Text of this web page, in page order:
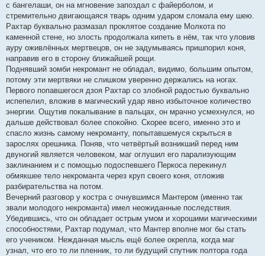
с бангелаши, он на мгновение запоздал с файерболом, и
стремительно двигающаяся тварь одним ударом сломала ему шею.
Рахтар буквально размазал проклятое создание Молкота по
каменной стене, но злость продолжала кипеть в нём, так что уловив
ауру оживлённых мертвецов, он не задумываясь пришпорил коня,
направив его в сторону ближайшей рощи.
Поднявший зомби некромант не обладал, видимо, большим опытом,
потому эти мертвяки не слишком уверенно держались на ногах.
Первого попавшегося дзоя Рахтар со злобной радостью буквально
испепелил, вложив в магический удар явно избыточное количество
энергии. Ощутив покалывание в пальцах, он мрачно усмехнулся, но
дальше действовал более спокойно. Скорее всего, именно это и
спасло жизнь самому некроманту, попытавшемуся скрыться в
зарослях орешника. Поняв, что четвёртый возникший перед ним
двуногий является человеком, маг оглушил его парализующим
заклинанием и с помощью подоспевшего Перкоса перекинул
обмякшее тело некроманта через круп своего коня, отложив
разбирательства на потом.
Вечерний разговор у костра с очнувшимся Мантером (именно так
звали молодого некроманта) имел неожиданные последствия.
Убедившись, что он обладает острым умом и хорошими магическими
способностями, Рахтар подумал, что Мантер вполне мог бы стать
его учеником. Нежданная мысль ещё более окрепла, когда маг
узнал, что его то ли пленник, то ли будущий спутник полтора года